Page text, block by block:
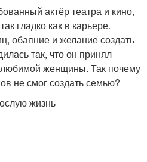
актёр театра и кино,
гладко как в карьере.
обаяние и желание создать
так, что он принял
женщины. Так почему
не смог создать семью?
жизнь